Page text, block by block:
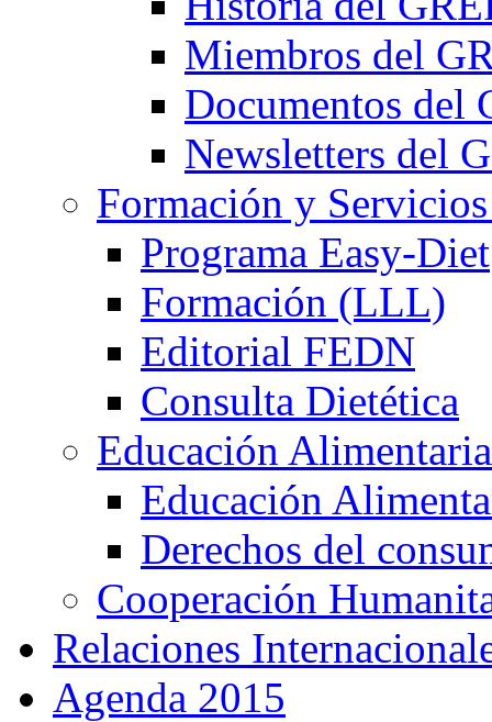
Miembros del
Documentos del
Newsletters del
Formación y
Programa Easy-Diet
Formación (LLL)
Editorial FEDN
Consulta Dietética
Educación Alimentaria
Educación
Derechos del
Cooperación
Relaciones
Agenda 2015